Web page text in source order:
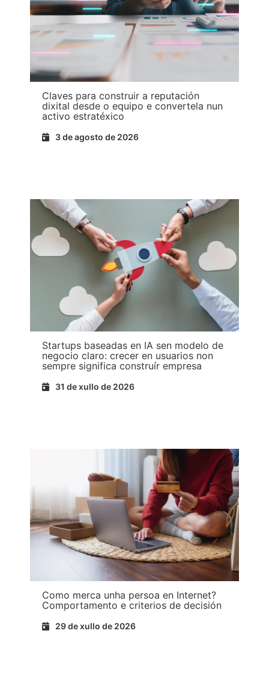
Claves para construir a reputación
dixital desde o equipo e convertela nun
activo estratéxico
3 de agosto de 2026
Startups baseadas en IA sen modelo de
negocio claro: crecer en usuarios non
sempre significa construír empresa
31 de xullo de 2026
Como merca unha persoa en Internet?
Comportamento e criterios de decisión
29 de xullo de 2026